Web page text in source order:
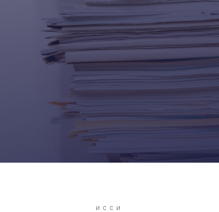
ИССИ